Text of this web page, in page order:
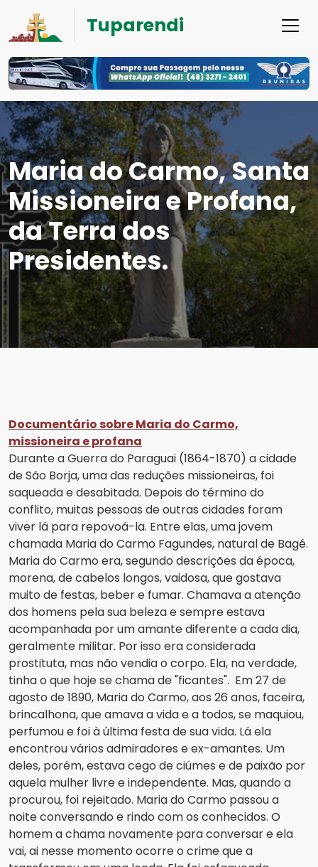
Tuparendi
Maria do Carmo, Santa
Missioneira e Profana,
da Terra dos
Presidentes.
Documentário sobre Maria do Carmo,
missioneira e profana
Durante a Guerra do Paraguai (1864-1870) a cidade
de São Borja, uma das reduções missioneiras, foi
saqueada e desabitada. Depois do término do
conflito, muitas pessoas de outras cidades foram
viver lá para repovoá-la. Entre elas, uma jovem
chamada Maria do Carmo Fagundes, natural de Bagé.
Maria do Carmo era, segundo descrições da época,
morena, de cabelos longos, vaidosa, que gostava
muito de festas, beber e fumar. Chamava a atenção
dos homens pela sua beleza e sempre estava
acompanhada por um amante diferente a cada dia,
geralmente militar. Por isso era considerada
prostituta, mas não vendia o corpo. Ela, na verdade,
tinha o que hoje se chama de "ficantes". Em 27 de
agosto de 1890, Maria do Carmo, aos 26 anos, faceira,
brincalhona, que amava a vida e a todos, se maquiou,
perfumou e foi à última festa de sua vida. Lá ela
encontrou vários admiradores e ex-amantes. Um
deles, porém, estava cego de ciúmes e de paixão por
aquela mulher livre e independente. Mas, quando a
procurou, foi rejeitado. Maria do Carmo passou a
noite conversando e rindo com os conhecidos. O
homem a chama novamente para conversar e ela
vai, ai nesse momento ocorre o crime que a